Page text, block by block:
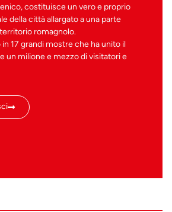
costituisce un vero e proprio
della città allargato a una parte
romagnolo.
17 grandi mostre che ha unito il
un milione e mezzo di visitatori e